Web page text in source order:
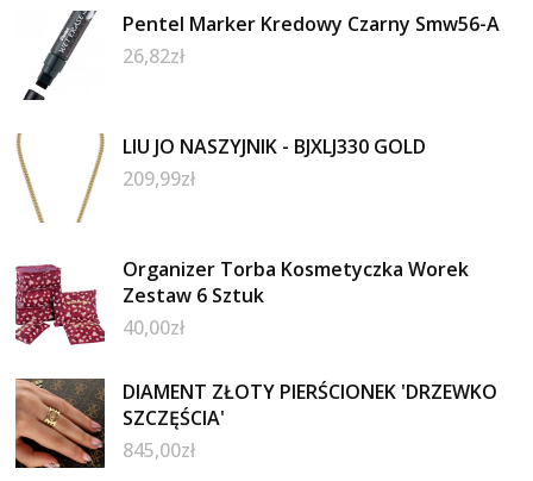
Pentel Marker Kredowy Czarny Smw56-A
26,82zł
LIU JO NASZYJNIK - BJXLJ330 GOLD
209,99zł
Organizer Torba Kosmetyczka Worek
Zestaw 6 Sztuk
40,00zł
DIAMENT ZŁOTY PIERŚCIONEK 'DRZEWKO
SZCZĘŚCIA'
845,00zł